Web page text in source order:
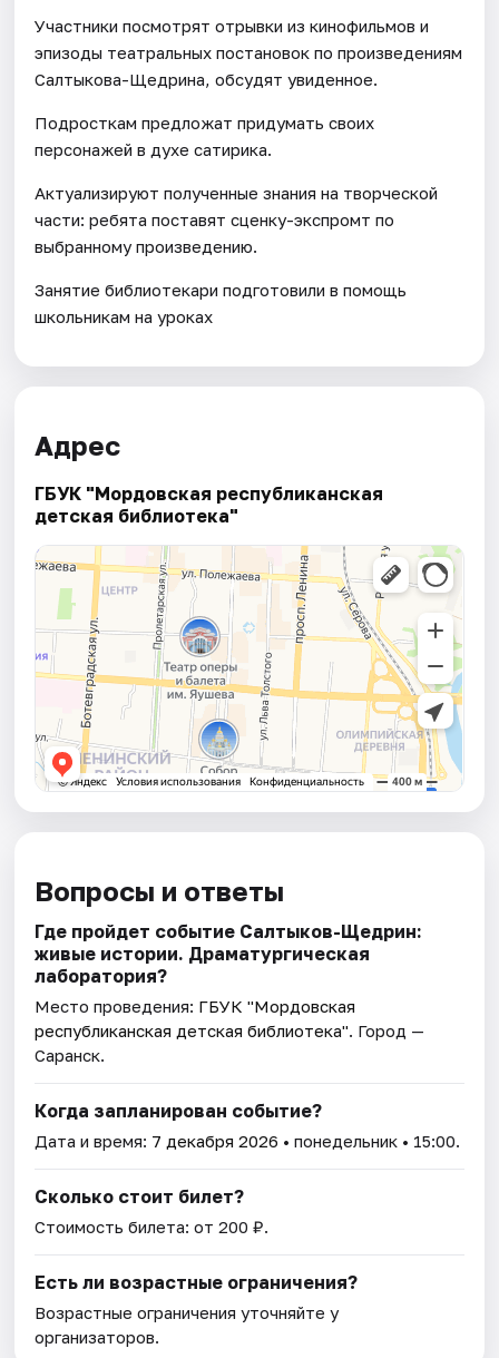
Участники посмотрят отрывки из кинофильмов и
эпизоды театральных постановок по произведениям
Салтыкова-Щедрина, обсудят увиденное.
Подросткам предложат придумать своих
персонажей в духе сатирика.
Актуализируют полученные знания на творческой
части: ребята поставят сценку-экспромт по
выбранному произведению.
Занятие библиотекари подготовили в помощь
школьникам на уроках
Адрес
ГБУК "Мордовская республиканская
детская библиотека"
Вопросы и ответы
Где пройдет событие Салтыков-Щедрин:
живые истории. Драматургическая
лаборатория?
Место проведения: ГБУК "Мордовская
республиканская детская библиотека". Город —
Саранск.
Когда запланирован событие?
Дата и время: 7 декабря 2026 • понедельник • 15:00.
Сколько стоит билет?
Стоимость билета: от 200 ₽.
Есть ли возрастные ограничения?
Возрастные ограничения уточняйте у
организаторов.